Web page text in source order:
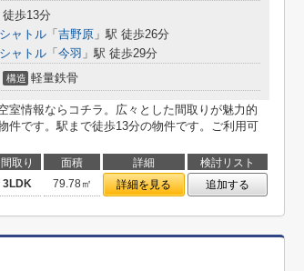
徒歩13分
ャトル 「 吉野原 」駅 徒歩26分
ャトル 「 今羽 」駅 徒歩29分
構造 軽量鉄骨
情報ならコチラ。広々とした間取りが魅力的
件です。駅まで徒歩13分の物件です。ご利用可
間取り 面積 詳細
検討リスト
3LDK 79.78㎡ 詳細を見る 追加する